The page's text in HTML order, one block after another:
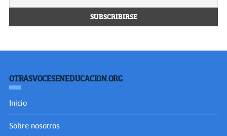
OTRASVOCESENEDUCACION.ORG
Inicio
Sobre nosotros